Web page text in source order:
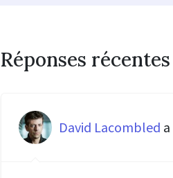
Réponses récentes
David Lacombled